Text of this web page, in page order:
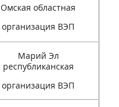
Омская областная
организация ВЭП
Марий Эл
республиканская
организация ВЭП